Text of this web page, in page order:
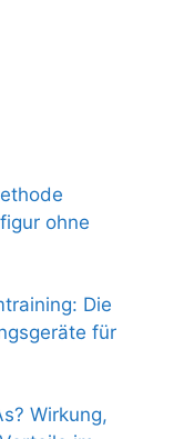
ohne
Die
für
Wirkung,